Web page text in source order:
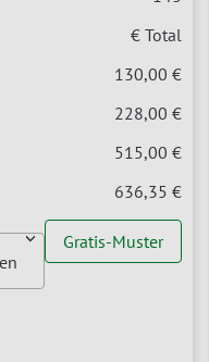
€ Total
130,00 €
228,00 €
515,00 €
636,35 €
Gratis-Muster